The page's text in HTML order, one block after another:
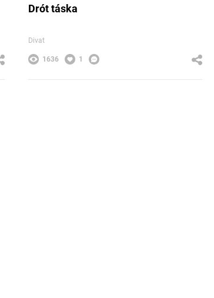
Drót táska
Divat
1636 1